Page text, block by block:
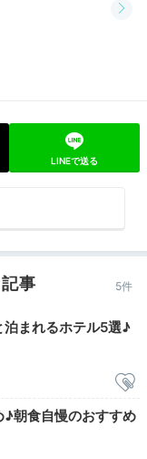
LINEで送る
事 5件
泊まれるホテル5選♪
♪朝食自慢のおすすめ